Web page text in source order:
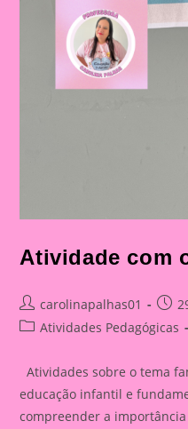
Atividade com
Post
author:
carolinapalhas01
Post
PostAtividades Pedagógicas
Atividades sobre o tema
educação infantil e
compreender a